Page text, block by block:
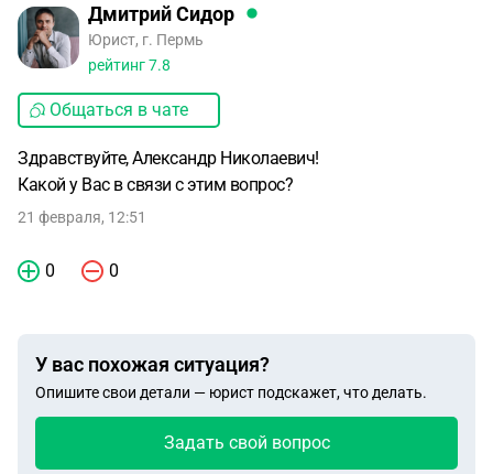
Дмитрий Сидор
Юрист, г. Пермь
рейтинг7.8
Общаться в чате
Здравствуйте, Александр Николаевич!
Какой у Вас в связи с этим вопрос?
21 февраля, 12:51
0 0
У вас похожая ситуация?
Опишите свои детали — юрист подскажет, что делать.
Задать свой вопрос